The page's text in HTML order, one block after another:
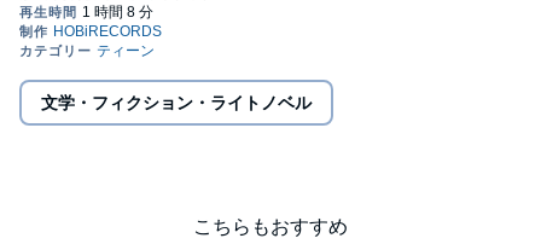
文学・フィクション・ライトノベル
こちらもおすすめ